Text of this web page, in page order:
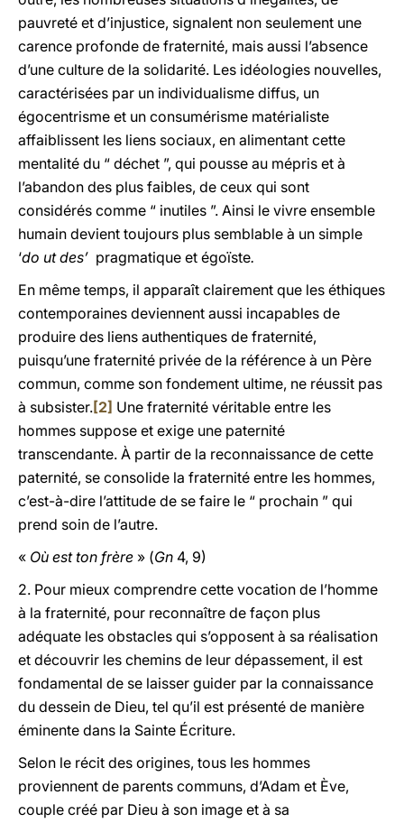
pauvreté et d’injustice, signalent non seulement une
carence profonde de fraternité, mais aussi l’absence
d’une culture de la solidarité. Les idéologies nouvelles,
caractérisées par un individualisme diffus, un
égocentrisme et un consumérisme matérialiste
affaiblissent les liens sociaux, en alimentant cette
mentalité du “ déchet ”, qui pousse au mépris et à
l’abandon des plus faibles, de ceux qui sont
considérés comme “ inutiles ”. Ainsi le vivre ensemble
humain devient toujours plus semblable à un simple
‘do ut des’ pragmatique et égoïste.
En même temps, il apparaît clairement que les éthiques
contemporaines deviennent aussi incapables de
produire des liens authentiques de fraternité,
puisqu’une fraternité privée de la référence à un Père
commun, comme son fondement ultime, ne réussit pas
à subsister.[2] Une fraternité véritable entre les
hommes suppose et exige une paternité
transcendante. À partir de la reconnaissance de cette
paternité, se consolide la fraternité entre les hommes,
c’est-à-dire l’attitude de se faire le “ prochain ” qui
prend soin de l’autre.
« Où est ton frère » (Gn 4, 9)
2. Pour mieux comprendre cette vocation de l’homme
à la fraternité, pour reconnaître de façon plus
adéquate les obstacles qui s’opposent à sa réalisation
et découvrir les chemins de leur dépassement, il est
fondamental de se laisser guider par la connaissance
du dessein de Dieu, tel qu’il est présenté de manière
éminente dans la Sainte Écriture.
Selon le récit des origines, tous les hommes
proviennent de parents communs, d’Adam et Ève,
couple créé par Dieu à son image et à sa